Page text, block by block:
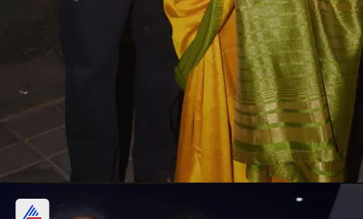
अनिल अरोड़ा ने अलग धर्म की लड़की से शादी की थी